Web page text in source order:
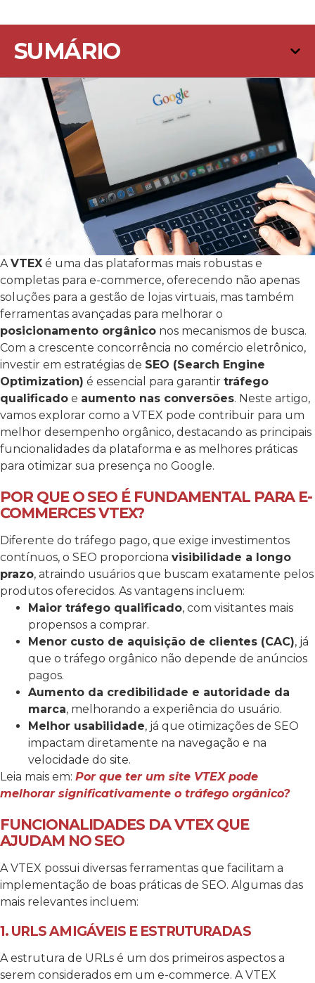
SUMÁRIO
AVTEX é uma das plataformas mais robustas e
completas para e-commerce, oferecendo não apenas
soluções para a gestão de lojas virtuais, mas também
ferramentas avançadas para melhorar o
posicionamento orgânico nos mecanismos de busca.
Com a crescente concorrência no comércio eletrônico,
investir em estratégias de SEO (Search Engine
Optimization) é essencial para garantir tráfego
qualificado e aumento nas conversões. Neste artigo,
vamos explorar como a VTEX pode contribuir para um
melhor desempenho orgânico, destacando as principais
funcionalidades da plataforma e as melhores práticas
para otimizar sua presença no Google.
POR QUE O SEO É FUNDAMENTAL PARA E-
COMMERCES VTEX?
Diferente do tráfego pago, que exige investimentos
contínuos, o SEO proporciona visibilidade a longo
prazo, atraindo usuários que buscam exatamente pelos
produtos oferecidos. As vantagens incluem:
Maior tráfego qualificado, com visitantes mais
propensos a comprar.
Menor custo de aquisição de clientes (CAC), já
que o tráfego orgânico não depende de anúncios
pagos.
Aumento da credibilidade e autoridade da
marca, melhorando a experiência do usuário.
Melhor usabilidade, já que otimizações de SEO
impactam diretamente na navegação e na
velocidade do site.
Leia mais em: Por que ter um site VTEX pode
melhorar significativamente o tráfego orgânico?
FUNCIONALIDADES DA VTEX QUE
AJUDAM NO SEO
A VTEX possui diversas ferramentas que facilitam a
implementação de boas práticas de SEO. Algumas das
mais relevantes incluem:
1. URLS AMIGÁVEIS E ESTRUTURADAS
A estrutura de URLs é um dos primeiros aspectos a
serem considerados em um e-commerce. A VTEX